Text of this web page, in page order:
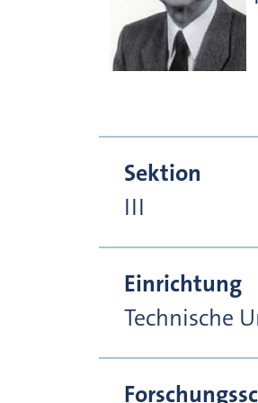
Sektion
III
Einrichtung
Technische